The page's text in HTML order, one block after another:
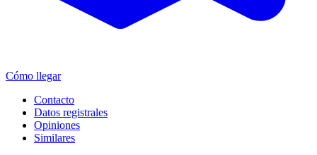
Cómo llegar
Contacto
Datos registrales
Opiniones
Similares